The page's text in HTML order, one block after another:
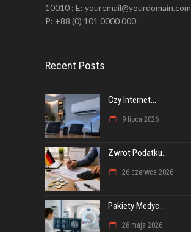
10010 : E: youremail@yourdomain.com
P: +88 (0) 101 0000 000
Recent Posts
Czy Internet...
9 lipca 2026
Zwrot Podatku...
26 czerwca 2026
Pakiety Medyc...
28 maja 2026